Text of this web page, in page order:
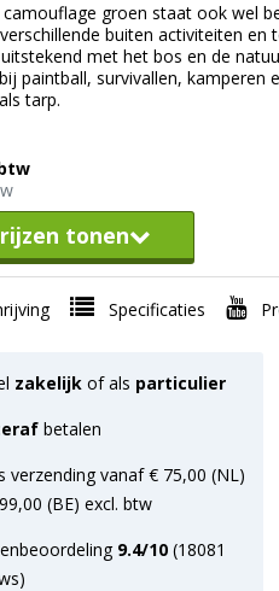
groen staat ook wel
buiten activiteiten en
met het bos en de
paintball, survivallen, kamperen
tarp.
tonen
Specificaties
zakelijk of als particulier
betalen
verzending vanaf € 75,00 (NL)
(BE) excl. btw
9.4/10 (18081